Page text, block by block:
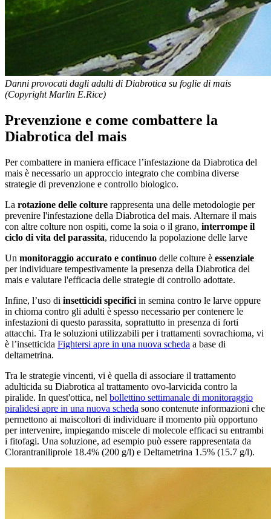
Danni provocati dagli adulti di Diabrotica su foglie di mais
(Copyright Marlin E.Rice)
Prevenzione e come combattere la
Diabrotica del mais
Per combattere in maniera efficace l’infestazione da Diabrotica del
mais è necessario un approccio integrato che combina diverse
strategie di prevenzione e controllo biologico.
La rotazione delle colture rappresenta una delle metodologie per
prevenire l'infestazione della Diabrotica del mais. Alternare il mais
con altre colture non ospiti, come la soia o il grano, interrompe il
ciclo di vita del parassita, riducendo la popolazione delle larve
Un monitoraggio accurato e continuo delle colture è essenziale
per individuare tempestivamente la presenza della Diabrotica del
mais e valutare l'efficacia delle strategie di controllo adottate.
Infine, l’uso di insetticidi specifici in semina contro le larve oppure
in chioma contro gli adulti è spesso necessario per contenere le
infestazioni di questo parassita, soprattutto in presenza di forti
attacchi. Tra le soluzioni utilizzabili per i trattamenti sovrachioma, vi
è l’insetticida Fightersi apre in una nuova scheda a base di
deltametrina.
Tra le strategie vincenti, vi è quella di associare il trattamento
adulticida su Diabrotica al trattamento ovo-larvicida contro la
piralide. In quest'ottica, nel bollettino settimanale di monitoraggio
piralidesi apre in una nuova scheda sono contenute informazioni che
permettono ai maiscoltori di individuare il momento più opportuno
per intervenire, impiegando miscele di molecole efficaci su entrambi
i fitofagi. Una soluzione, ad esempio può essere rappresentata da
Clorantraniliprole 18.4% (200 g/l) e Deltametrina 1.5% (15.7 g/l).